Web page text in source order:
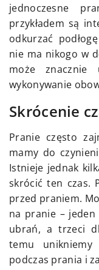
jednoczesne
przykładem są
odkurzać
nie ma nikogo w
może znacznie
wykonywanie
Skrócenie
Pranie często
mamy do
Istnieje jednak
skrócić ten czas.
przed praniem.
na pranie –
ubrań, a trzeci
temu unikniemy
podczas prania i